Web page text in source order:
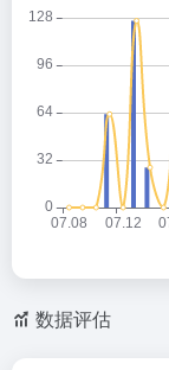
数据评估